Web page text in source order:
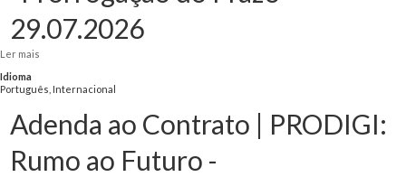
29.07.2026
Ler mais
Idioma
Português, Internacional
Adenda ao Contrato | PRODIGI:
Rumo ao Futuro -